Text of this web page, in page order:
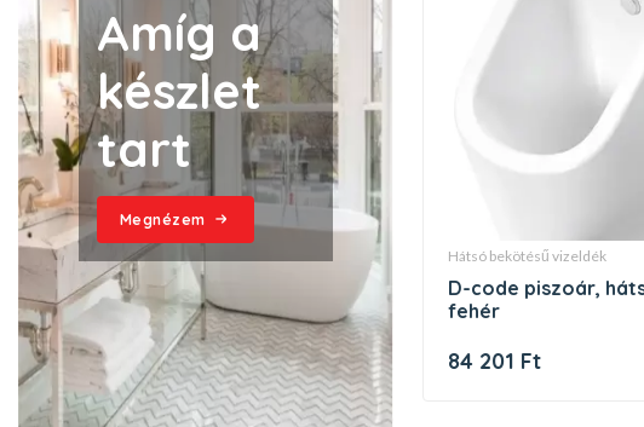
hátsó bekötésű vizeldék
d-code piszoár, hátsó bekötésű,
fehér
84 201 Ft
Amíg a
készlet
tart
Megnézem